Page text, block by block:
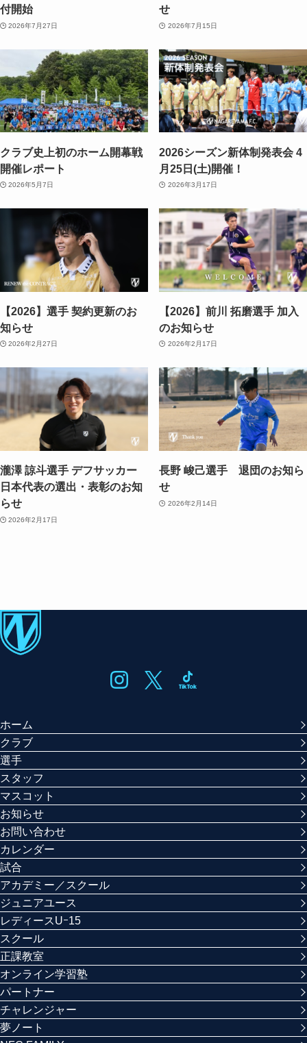
付開始
2026年7月27日
せ
2026年7月15日
クラブ史上初のホーム開幕戦
開催レポート
2026年5月7日
2026シーズン新体制発表会 4
月25日(土)開催！
2026年3月17日
【2026】選手 契約更新のお
知らせ
2026年2月27日
【2026】前川 拓磨選手 加入
のお知らせ
2026年2月17日
瀧澤 諒斗選手 デフサッカー
日本代表の選出・表彰のお知
らせ
2026年2月17日
長野 峻己選手 退団のお知ら
せ
2026年2月14日
ホーム
クラブ
選手
スタッフ
マスコット
お知らせ
お問い合わせ
カレンダー
試合
アカデミー／スクール
ジュニアユース
レディースUｰ15
スクール
正課教室
オンライン学習塾
パートナー
チャレンジャー
夢ノート